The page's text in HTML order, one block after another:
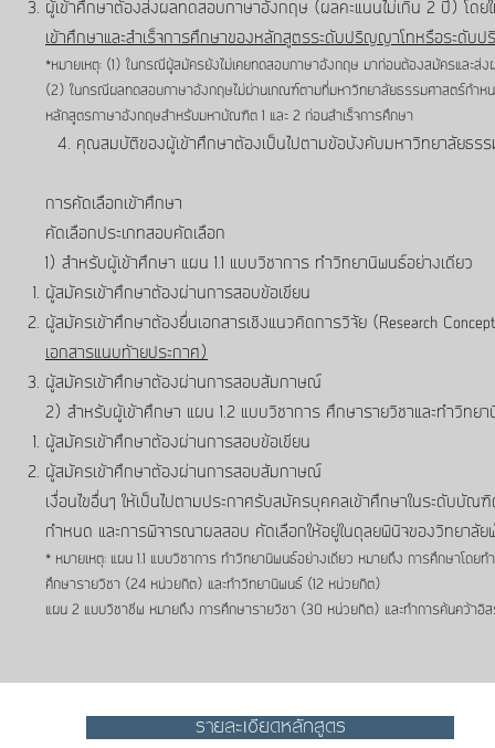
ผู้เข้าศึกษาต้องส่งผลทดสอบภาษาอังกฤษ (ผลคะแนนไม่เกิน 2 ปี) โดย
เข้าศึกษาและสำเร็จการศึกษาของหลักสูตรระดับปริญญาโทหรือระดับ
*หมายเหตุ: (1) ในกรณีผู้สมัครยังไม่เคยทดสอบภาษาอังกฤษ มาก่อนต้องสมัครและส่
(2) ในกรณีผลทดสอบภาษาอังกฤษไม่ผ่านเกณฑ์ตามที่มหาวิทยาลัยธรรมศาสตร์กำห
หลักสูตรภาษาอังกฤษสำหรับมหาบัณฑิต 1 และ 2 ก่อนสำเร็จการศึกษา
4. คุณสมบัติของผู้เข้าศึกษาต้องเป็นไปตามข้อบังคับมหาวิทยาลัยธร
การคัดเลือกเข้าศึกษา
คัดเลือกประเภทสอบคัดเลือก
1) สำหรับผู้เข้าศึกษา แผน 1.1 แบบวิชาการ ทำวิทยานิพนธ์อย่างเดียว
ผู้สมัครเข้าศึกษาต้องผ่านการสอบข้อเขียน
ผู้สมัครเข้าศึกษาต้องยื่นเอกสารเชิงแนวคิดการวิจัย (Research
เอกสารแนบท้ายประกาศ)
ผู้สมัครเข้าศึกษาต้องผ่านการสอบสัมภาษณ์
2) สำหรับผู้เข้าศึกษา แผน 1.2 แบบวิชาการ ศึกษารายวิชาและทำวิทย
ผู้สมัครเข้าศึกษาต้องผ่านการสอบข้อเขียน
ผู้สมัครเข้าศึกษาต้องผ่านการสอบสัมภาษณ์
เงื่อนไขอื่นๆ ให้เป็นไปตามประกาศรับสมัครบุคคลเข้าศึกษาในระดับ
กำหนด และการพิจารณาผลสอบ คัดเลือกให้อยู่ในดุลยพินิจของวิทยา
* หมายเหตุ: แผน 1.1 แบบวิชาการ ทำวิทยานิพนธ์อย่างเดียว หมายถึง การศึกษาโด
ศึกษารายวิชา (24 หน่วยกิต) และทำวิทยานิพนธ์ (12 หน่วยกิต)
แผน 2 แบบวิชาชีพ หมายถึง การศึกษารายวิชา (30 หน่วยกิต) และทำการค้นคว้าอิ
รายละเอียดหลักสูตร